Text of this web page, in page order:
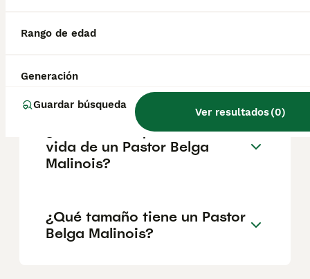
Rango de edad
Generación
Guardar búsqueda
Ver resultados(0)
Pastor Belga Malinois?
¿Cuál es la esperanza de
vida de un Pastor Belga
Malinois?
¿Qué tamaño tiene un Pastor
Belga Malinois?